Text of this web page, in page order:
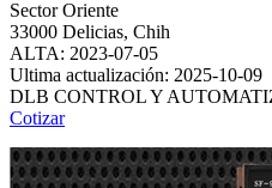
Sector Oriente
33000 Delicias, Chih
ALTA: 2023-07-05
Ultima actualización: 2025-10-09
DLB CONTROL Y
Cotizar